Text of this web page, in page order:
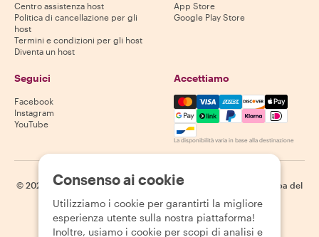
Centro assistenza host
Politica di cancellazione per gli
host
Termini e condizioni per gli host
Diventa un host
App Store
Google Play Store
Seguici
Facebook
Instagram
YouTube
Accettiamo
Mastercard, Visa, Amex,
La disponibilità varia in base alla destinazione
© 2026 Withlocals.com | Informativa sulla privacy
Mappa del
Consenso ai cookie
Utilizziamo i cookie per garantirti la migliore
esperienza utente sulla nostra piattaforma!
Inoltre, usiamo i cookie per scopi di analisi e